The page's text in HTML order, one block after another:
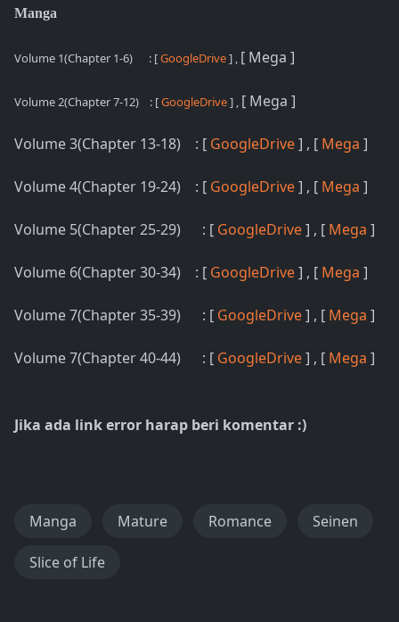
Manga
Volume 1(Chapter 1-6) : [GoogleDrive] , [ Mega ]
Volume 2(Chapter 7-12) : [GoogleDrive] , [ Mega ]
Volume 3(Chapter 13-18) : [ GoogleDrive] , [ Mega ]
Volume 4(Chapter 19-24) : [ GoogleDrive] , [ Mega ]
Volume 5(Chapter 25-29) : [ GoogleDrive] , [ Mega ]
Volume 6(Chapter 30-34) : [ GoogleDrive] , [ Mega ]
Volume 7(Chapter 35-39) : [ GoogleDrive] , [ Mega ]
Volume 7(Chapter 40-44) : [ GoogleDrive] , [ Mega ]
Jika ada link error harap beri komentar :)
Manga Mature Romance Seinen
Slice of Life